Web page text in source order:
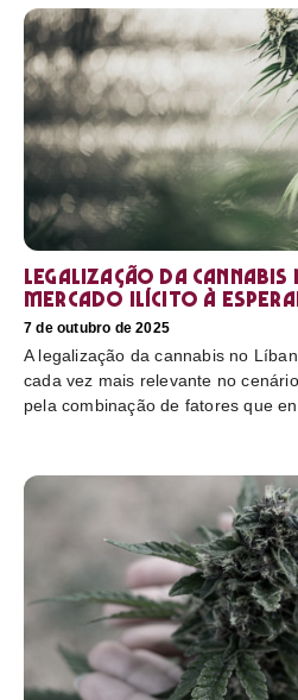
Legalização da
mercado ilícito à
7 de outubro de 2025
A legalização da cannabis no
cada vez mais relevante no
pela combinação de fatores que